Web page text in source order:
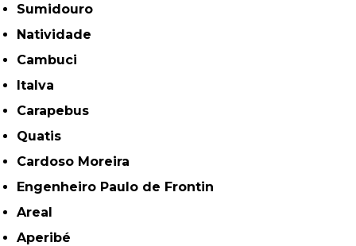
Sumidouro
Natividade
Cambuci
Italva
Carapebus
Quatis
Cardoso Moreira
Engenheiro Paulo de Frontin
Areal
Aperibé